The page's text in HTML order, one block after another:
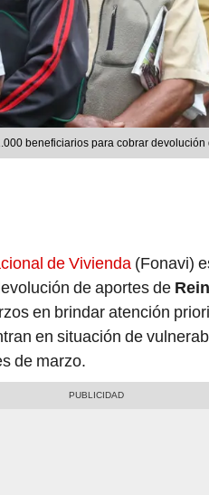
beneficiarios para cobrar devolución
de Vivienda (Fonavi)
de aportes de
en brindar atención
en situación de
de marzo.